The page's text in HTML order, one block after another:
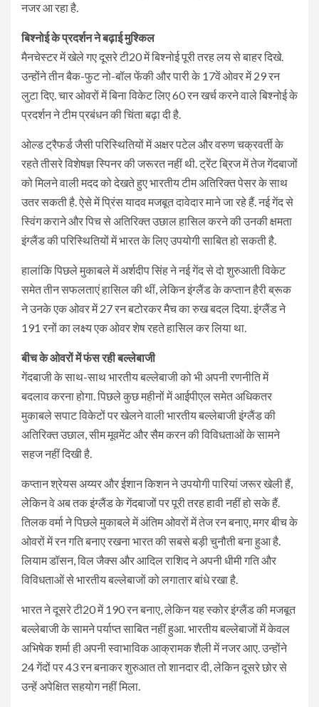
नजर आ रहा है.
बिश्नोई के प्रदर्शन ने बढ़ाई मुश्किल
मैनचेस्टर में खेले गए दूसरे टी20 में बिश्नोई पूरी तरह लय से बाहर दिखे.
उन्होंने तीन बैक-फुट नो-बॉल फेंकी और पारी के 17वें ओवर में 29 रन
लुटा दिए. चार ओवरों में बिना विकेट लिए 60 रन खर्च करने वाले बिश्नोई के
प्रदर्शन ने टीम प्रबंधन की चिंता बढ़ा दी है.
ओल्ड ट्रैफर्ड जैसी परिस्थितियों में अक्षर पटेल और वरुण चक्रवर्ती के
रहते तीसरे विशेषज्ञ स्पिनर की जरूरत नहीं थी. ट्रेंट ब्रिज में तेज गेंदबाजों
को मिलने वाली मदद को देखते हुए भारतीय टीम अतिरिक्त पेसर के साथ
उतर सकती है. ऐसे में प्रिंस यादव मजबूत दावेदार माने जा रहे हैं. नई गेंद से
स्विंग कराने और पिच से अतिरिक्त उछाल हासिल करने की उनकी क्षमता
इंग्लैंड की परिस्थितियों में भारत के लिए उपयोगी साबित हो सकती है.
हालांकि पिछले मुकाबले में अर्शदीप सिंह ने नई गेंद से दो शुरुआती विकेट
समेत तीन सफलताएं हासिल की थीं, लेकिन इंग्लैंड के कप्तान हैरी ब्रूक
ने उनके एक ओवर में 27 रन बटोरकर मैच का रुख बदल दिया. इंग्लैंड ने
191 रनों का लक्ष्य एक ओवर शेष रहते हासिल कर लिया था.
बीच के ओवरों में फंस रही बल्लेबाजी
गेंदबाजी के साथ-साथ भारतीय बल्लेबाजी को भी अपनी रणनीति में
बदलाव करना होगा. पिछले कुछ महीनों में आईपीएल समेत अधिकतर
मुकाबले सपाट विकेटों पर खेलने वाली भारतीय बल्लेबाजी इंग्लैंड की
अतिरिक्त उछाल, सीम मूवमेंट और सैम करन की विविधताओं के सामने
सहज नहीं दिखी है.
कप्तान श्रेयस अय्यर और ईशान किशन ने उपयोगी पारियां जरूर खेली हैं,
लेकिन वे अब तक इंग्लैंड के गेंदबाजों पर पूरी तरह हावी नहीं हो सके हैं.
तिलक वर्मा ने पिछले मुकाबले में अंतिम ओवरों में तेज रन बनाए, मगर बीच के
ओवरों में रन गति बनाए रखना भारत की सबसे बड़ी चुनौती बना हुआ है.
लियाम डॉसन, विल जैक्स और आदिल राशिद ने अपनी धीमी गति और
विविधताओं से भारतीय बल्लेबाजों को लगातार बांधे रखा है.
भारत ने दूसरे टी20 में 190 रन बनाए, लेकिन यह स्कोर इंग्लैंड की मजबूत
बल्लेबाजी के सामने पर्याप्त साबित नहीं हुआ. भारतीय बल्लेबाजों में केवल
अभिषेक शर्मा ही अपनी स्वाभाविक आक्रामक शैली में नजर आए. उन्होंने
24 गेंदों पर 43 रन बनाकर शुरुआत तो शानदार दी, लेकिन दूसरे छोर से
उन्हें अपेक्षित सहयोग नहीं मिला.